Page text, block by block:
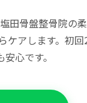
田骨盤整骨院の
ケアします。初
心です。